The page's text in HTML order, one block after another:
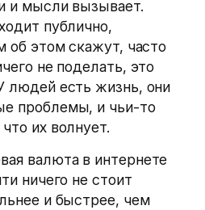
и мысли вызывает.
публично,
об этом скажут, часто
не поделать, это
людей есть жизнь, они
проблемы, и чьи-то
их волнует.
валюта в интернете
ничего не стоит
и быстрее, чем